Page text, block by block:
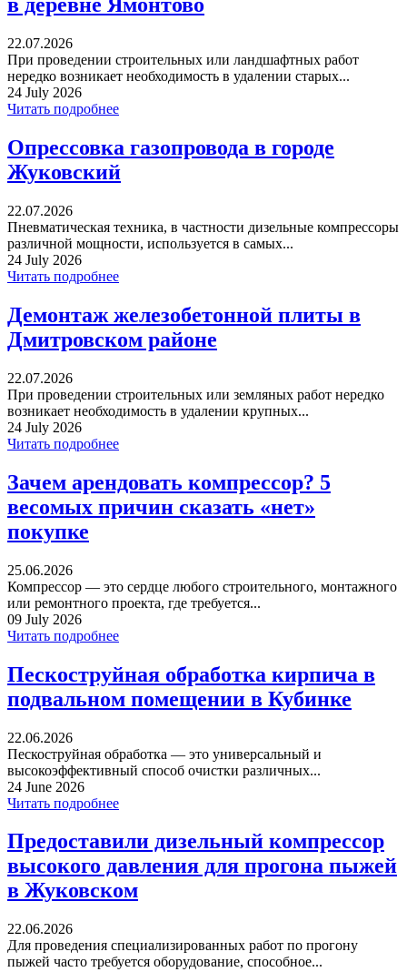
в деревне Ямонтово
22.07.2026
При проведении строительных или ландшафтных работ
нередко возникает необходимость в удалении старых...
24 July 2026
Читать подробнее
Опрессовка газопровода в городе
Жуковский
22.07.2026
Пневматическая техника, в частности дизельные компрессоры
различной мощности, используется в самых...
24 July 2026
Читать подробнее
Демонтаж железобетонной плиты в
Дмитровском районе
22.07.2026
При проведении строительных или земляных работ нередко
возникает необходимость в удалении крупных...
24 July 2026
Читать подробнее
Зачем арендовать компрессор? 5
весомых причин сказать «нет»
покупке
25.06.2026
Компрессор — это сердце любого строительного, монтажного
или ремонтного проекта, где требуется...
09 July 2026
Читать подробнее
Пескоструйная обработка кирпича в
подвальном помещении в Кубинке
22.06.2026
Пескоструйная обработка — это универсальный и
высокоэффективный способ очистки различных...
24 June 2026
Читать подробнее
Предоставили дизельный компрессор
высокого давления для прогона пыжей
в Жуковском
22.06.2026
Для проведения специализированных работ по прогону
пыжей часто требуется оборудование, способное...